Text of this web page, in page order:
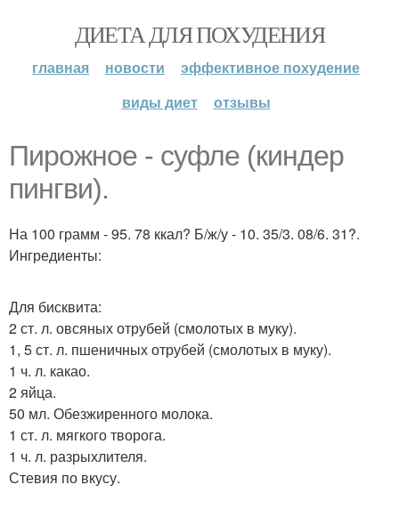
ДИЕТА ДЛЯ ПОХУДЕНИЯ
главная новости
эффективное похудение
виды диет
отзывы
Пирожное - суфле (киндер
пингви).
На 100 грамм - 95. 78 ккал? Б/ж/у - 10. 35/3. 08/6. 31?.
Ингредиенты:
Для бисквита:
2 ст. л. овсяных отрубей (смолотых в муку).
1, 5 ст. л. пшеничных отрубей (смолотых в муку).
1 ч. л. какао.
2 яйца.
50 мл. Обезжиренного молока.
1 ст. л. мягкого творога.
1 ч. л. разрыхлителя.
Стевия по вкусу.